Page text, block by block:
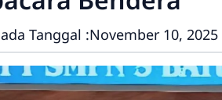
Tanggal :November 10, 2025